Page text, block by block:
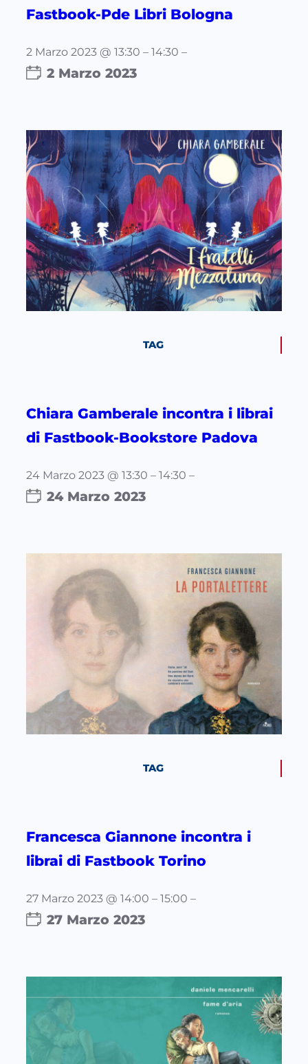
Fastbook-Pde Libri Bologna
2 Marzo 2023 @ 13:30 – 14:30 –
2 Marzo 2023
TAG
Chiara Gamberale incontra i librai
di Fastbook-Bookstore Padova
24 Marzo 2023 @ 13:30 – 14:30 –
24 Marzo 2023
TAG
Francesca Giannone incontra i
librai di Fastbook Torino
27 Marzo 2023 @ 14:00 – 15:00 –
27 Marzo 2023